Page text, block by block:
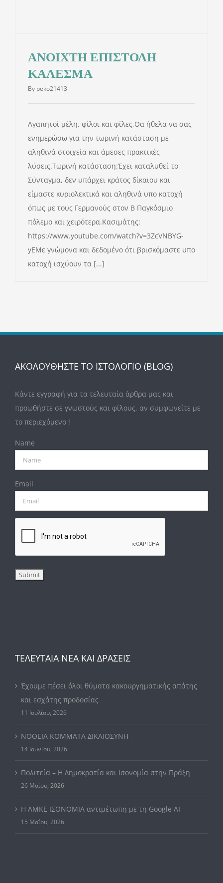
ΑΝΟΙΧΤΗ ΕΠΙΣΤΟΛΗ
ΚΑΛΕΣΜΑ
By peko21413
Αγαπητοί μέλη, φίλοι και φίλες,Θα ήθελα να σας
ενημερώσω για την τωρινή κατάσταση με
αληθινά στοιχεία και άμεσες πρακτικές
λύσεις.Τωρινή κατάσταση:Έχει καταλυθεί το
Σύνταγμα, δεν υπάρχει κράτος δίκαιου και
είμαστε κυριολεκτικά και αληθινά υπο κατοχή
όπως με τους Γερμανούς στον Β Παγκόσμιο
πόλεμο και χειρότερα.Κασιμάτης:
https://www.youtube.com/watch?v=3ZcVNBYG-
yEΜε γνώμονα και δεδομένο ότι βρισκόμαστε υπο
κατοχή ισχύουν τα [...]
ΑΚΟΛΟΥΘΗΣΤΕ ΤΟ ΙΣΤΟΛΟΓΙΟ (BLOG)
Κάντε εγγραφή για τα τελευταία άρθρα μας και
προωθήστε σε γνωστούς και φίλους, αν συμφωνείτε με
το περιεχόμενο !
Name
Email
ΤΕΛΕΥΤΑΙΑ ΝΕΑ ΚΑΙ ΔΡΑΣΕΙΣ
Έχουμε πέσει όλοι θύματα κακουργηματικής απάτης
και εσχάτης προδοσίας
11 Ιουλίου, 2026
ΝΟΘΕΙΑ ΚΟΜΜΑΤΑ ΔΙΚΑΙΟΣΥΝΗ
14 Ιουνίου, 2026
Πολιτεία – Η Δημοκρατία και Ισονομία στην Πράξη
26 Μαΐου, 2026
Η ΑΜΚΕ ΙΣΟΝΟΜΙΑ αντιμέτωπη με τη Google AI
15 Μαΐου, 2026